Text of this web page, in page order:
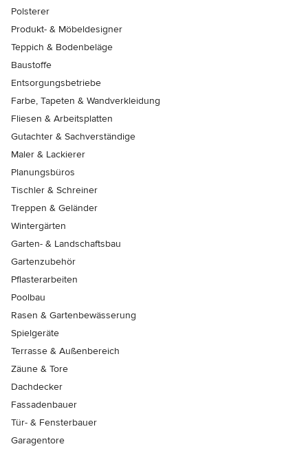
Polsterer
Produkt- & Möbeldesigner
Teppich & Bodenbeläge
Baustoffe
Entsorgungsbetriebe
Farbe, Tapeten & Wandverkleidung
Fliesen & Arbeitsplatten
Gutachter & Sachverständige
Maler & Lackierer
Planungsbüros
Tischler & Schreiner
Treppen & Geländer
Wintergärten
Garten- & Landschaftsbau
Gartenzubehör
Pflasterarbeiten
Poolbau
Rasen & Gartenbewässerung
Spielgeräte
Terrasse & Außenbereich
Zäune & Tore
Dachdecker
Fassadenbauer
Tür- & Fensterbauer
Garagentore